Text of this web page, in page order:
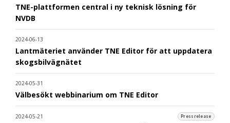
TNE-plattformen central i ny teknisk lösning för
NVDB
2024-06-13
Lantmäteriet använder TNE Editor för att uppdatera
skogsbilvägnätet
2024-05-31
Välbesökt webbinarium om TNE Editor
2024-05-21 Pressrelease